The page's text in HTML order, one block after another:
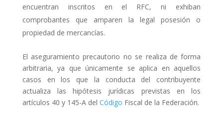
encuentran inscritos en el RFC, ni exhiban
comprobantes que amparen la legal posesión o
propiedad de mercancías.
El aseguramiento precautorio no se realiza de forma
arbitraria, ya que únicamente se aplica en aquellos
casos en los que la conducta del contribuyente
actualiza las hipótesis jurídicas previstas en los
artículos 40 y 145-A del Código Fiscal de la Federación.